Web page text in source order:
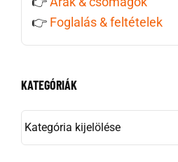
👉 Árak & csomagok
👉 Foglalás & feltételek
KATEGÓRIÁK
KATEGÓRIÁK